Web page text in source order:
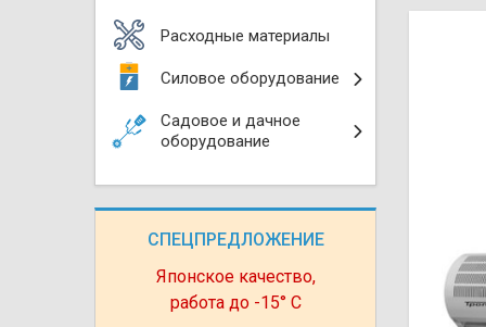
Расходные материалы
Силовое оборудование
Садовое и дачное
оборудование
СПЕЦПРЕДЛОЖЕНИЕ
Японское качество,
работа до -15° С
Моноблоки
VRF
Компрессорно-
Чиллеры
Сушилки для рук
Бензотриммеры
Газонокосилки
Газонокосилки
Измельчители